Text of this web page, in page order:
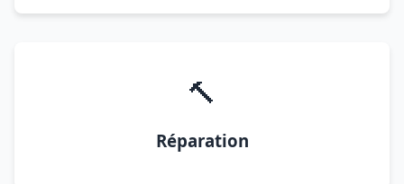
🔨
Réparation